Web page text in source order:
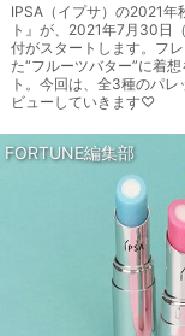
IPSA（イプサ）の2021年
ト』が、2021年7月30日
付がスタートします。フ
た“フルーツバター”に着
ト。今回は、全3種のパ
ビューしていきます♡
FORTUNE編集部